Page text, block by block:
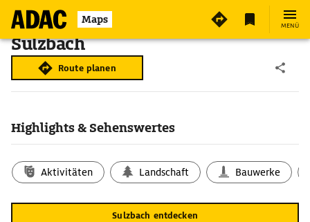
Maps MENÜ
Sulzbach
Route planen
Highlights & Sehenswertes
Aktivitäten Landschaft Bauwerke
Sulzbach entdecken